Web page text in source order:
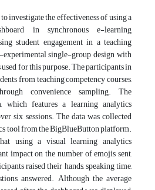
investigate the effectiveness of using a
in synchronous e-learning
student engagement in a teaching
single-group design with
for this purpose. The participants in
from teaching competency courses,
convenience sampling. The
which features a learning analytics
six sessions. The data was collected
tool from the BigBlueButton platform.
using a visual learning analytics
impact on the number of emojis sent,
raised their hands, speaking time,
answered. Although the average